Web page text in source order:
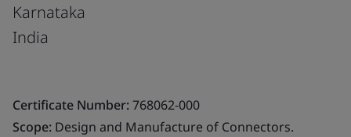
Karnataka
India
Certificate Number:768062-000
Scope: Design and Manufacture of Connectors.